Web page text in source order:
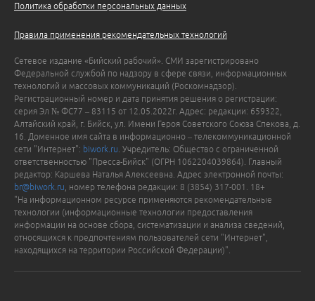
Политика обработки персональных данных
Правила применения рекомендательных технологий
Сетевое издание «Бийский рабочий». СМИ зарегистрировано
Федеральной службой по надзору в сфере связи, информационных
технологий и массовых коммуникаций (Роскомнадзор).
Регистрационный номер и дата принятия решения о регистрации:
серия Эл № ФС77 – 83115 от 12.05.2022г. Адрес: редакции: 659322,
Алтайский край, г. Бийск, ул. Имени Героя Советского Союза Спекова, д.
16. Доменное имя сайта в информационно – телекоммуникационной
сети "Интернет": biwork.ru . Учредитель: Общество с ограниченной
ответственностью "Пресса-Бийск" (ОГРН 1062204039864). Главный
редактор: Каршева Наталья Алексеевна. Адрес электронной почты:
br@biwork.ru , номер телефона редакции: 8 (3854) 317-001. 18+
"На информационном ресурсе применяются рекомендательные
технологии (информационные технологии предоставления
информации на основе сбора, систематизации и анализа сведений,
относящихся к предпочтениям пользователей сети "Интернет",
находящихся на территории Российской Федерации)".